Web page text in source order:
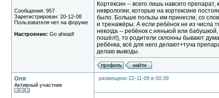
Сообщения: 957
Зарегистрирован: 20-12-08
Пользователя нет на форуме
Настроение: Go ahead!
Кортексин -- всего лишь навсего
неврологии, которые на кортексине
было. Больше пользы им принесли, со
и тренажёры. А если ребёнок не из числа
некогда -- ребёнок с нянькой или
пошёл!), то родители склонны бывают
ребёнка, всё для него делают+туча
делаю выводы.
Оля
Активный участник
размещено 22-11-09 в 00:39